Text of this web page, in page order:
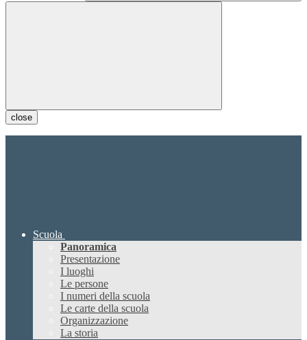
close
Scuola
Panoramica
Presentazione
I luoghi
Le persone
I numeri della scuola
Le carte della scuola
Organizzazione
La storia